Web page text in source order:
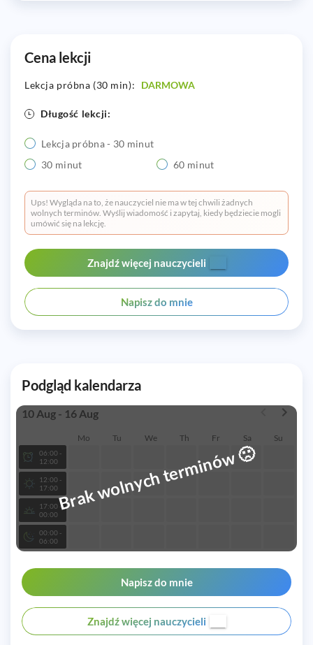
Cena lekcji
Lekcja próbna (30 min): DARMOWA
Długość lekcji:
Lekcja próbna - 30 minut
30 minut
60 minut
Ups! Wygląda na to, że nauczyciel nie ma w tej chwili żadnych
wolnych terminów. Wyślij wiadomość i zapytaj, kiedy będziecie mogli
umówić się na lekcję.
Znajdź więcej nauczycieli
Napisz do mnie
Podgląd kalendarza
10 Aug - 16 Aug
Mo Tu We Th Fr Sa Su
06:00 -
12:00
12:00 -
17:00
17:00 -
00:00
00:00 -
06:00
Brak wolnych terminów🙁
Napisz do mnie
Znajdź więcej nauczycieli